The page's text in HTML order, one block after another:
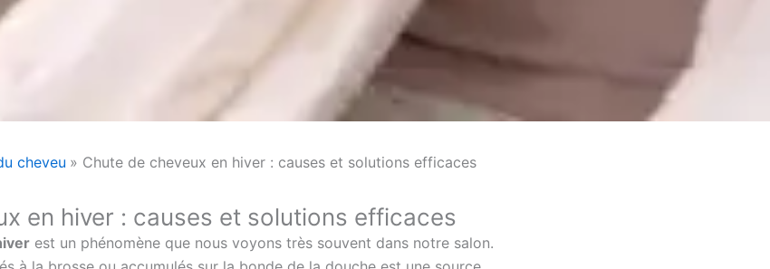
cheveu Chute de cheveux en hiver : causes et solutions efficaces
en hiver : causes et solutions efficaces
est un phénomène que nous voyons très souvent dans notre salon.